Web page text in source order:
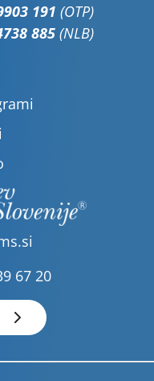
191 (OTP)
885 (NLB)
67 20